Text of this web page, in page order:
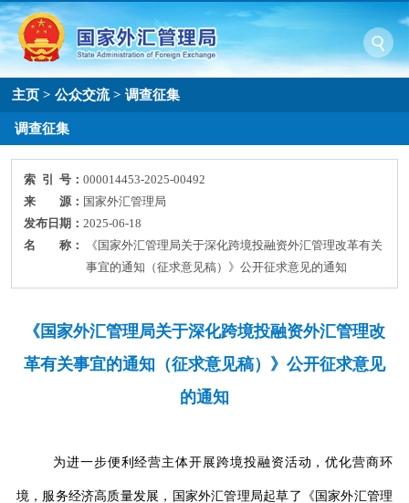
主页 >公众交流>调查征集
调查征集
索 引 号：000014453-2025-00492
来 源： 国家外汇管理局
发布日期：2025-06-18
名 称：
《国家外汇管理局关于深化跨境投融资外汇管理改革有关
事宜的通知（征求意见稿）》公开征求意见的通知
《国家外汇管理局关于深化跨境投融资外汇管理改
革有关事宜的通知（征求意见稿）》公开征求意见
的通知
为进一步便利经营主体开展跨境投融资活动，优化营商环
境，服务经济高质量发展，国家外汇管理局起草了《国家外汇管理